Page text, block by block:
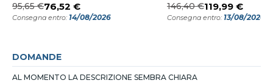
95,65 €76,52 €
Consegna entro: 14/08/2026
146,40 €119,99 €
Consegna entro: 13/08/2026
DOMANDE
AL MOMENTO LA DESCRIZIONE SEMBRA CHIARA